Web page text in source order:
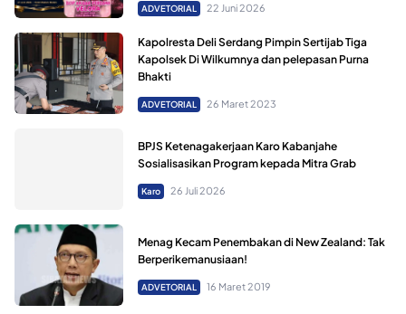
ADVETORIAL 22 Juni 2026
Kapolresta Deli Serdang Pimpin Sertijab Tiga
Kapolsek Di Wilkumnya dan pelepasan Purna
Bhakti
ADVETORIAL 26 Maret 2023
BPJS Ketenagakerjaan Karo Kabanjahe
Sosialisasikan Program kepada Mitra Grab
Karo 26 Juli 2026
Menag Kecam Penembakan di New Zealand: Tak
Berperikemanusiaan!
ADVETORIAL 16 Maret 2019